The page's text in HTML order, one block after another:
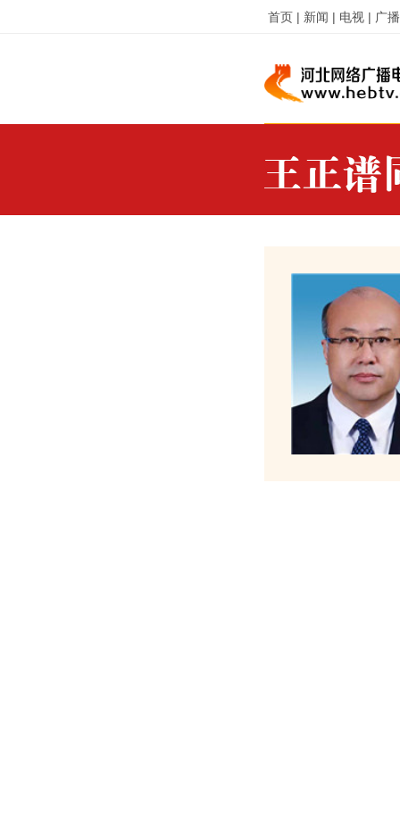
首页 | 新闻 | 电视 | 广